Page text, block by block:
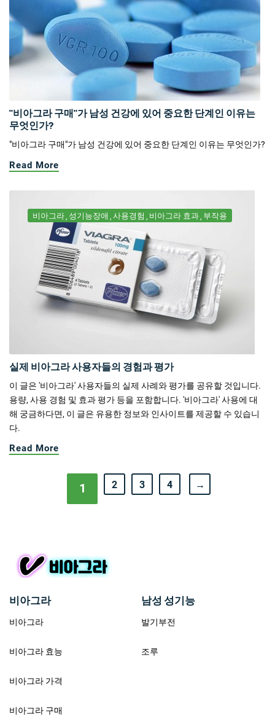
"비아그라 구매"가 남성 건강에 있어 중요한 단계인 이유는
무엇인가?
"비아그라 구매"가 남성 건강에 있어 중요한 단계인 이유는 무엇인가?
Read More
비아그라 성기능장애 사용경험 비아그라 효과 부작용
실제 비아그라 사용자들의 경험과 평가
이 글은 '비아그라' 사용자들의 실제 사례와 평가를 공유할 것입니다.
용량, 사용 경험 및 효과 평가 등을 포함합니다. '비아그라' 사용에 대
해 궁금하다면, 이 글은 유용한 정보와 인사이트를 제공할 수 있습니
다.
Read More
1 2 3 4 →
비아그라
비아그라
비아그라 효능
비아그라 가격
비아그라 구매
남성 성기능
발기부전
조루